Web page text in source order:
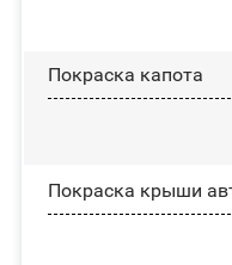
Покраска капота
Покраска крыши